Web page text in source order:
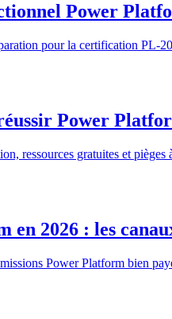
Power
pour la certification
Power
ressources gratuites et
en 2026 : les
Power Platform bien